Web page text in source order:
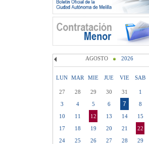
AGOSTO 2026
LUN MAR MIE JUE VIE SAB
27 28 29 30 31 1
3
4 5 6 7 8
10
11 12 13 14 15
17
18 19 20 21 22
24
25 26 27 28 29